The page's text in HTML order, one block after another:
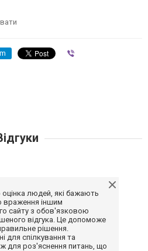
оцінка людей, які бажають
враження іншим
сайту з обов'язковою
відгука. Це допоможе
рішення.
для спілкування та
для роз'яснення питань, що